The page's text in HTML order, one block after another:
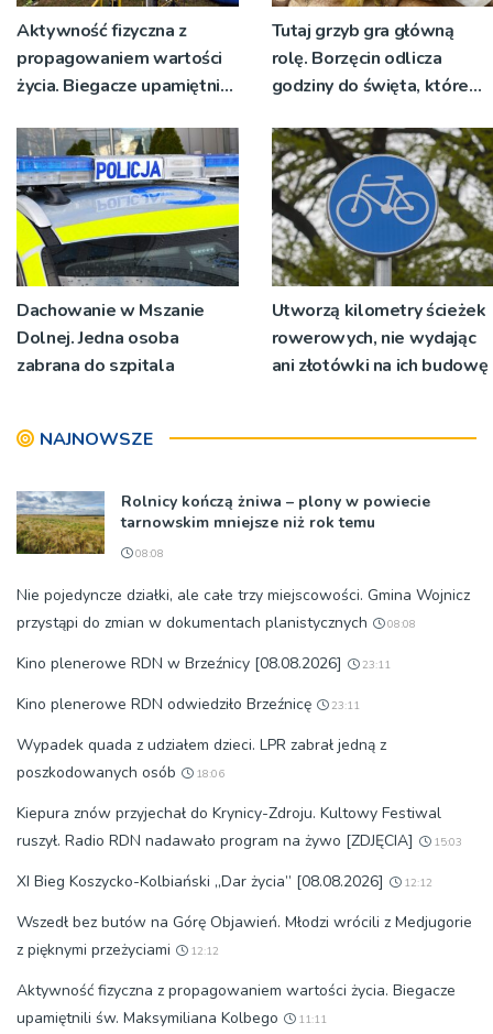
Aktywność fizyczna z
propagowaniem wartości
życia. Biegacze upamiętnili
Tutaj grzyb gra główną
rolę. Borzęcin odlicza
godziny do święta, które
pokoleń
Dachowanie w Mszanie
Dolnej. Jedna osoba
zabrana do szpitala
Utworzą kilometry ścieżek
rowerowych, nie wydając
ani złotówki na ich budowę
NAJNOWSZE
Rolnicy kończą żniwa – plony w powiecie
tarnowskim mniejsze niż rok temu
08:08
Nie pojedyncze działki, ale całe trzy miejscowości. Gmina Wojnicz
przystąpi do zmian w dokumentach planistycznych
08:08
Kino plenerowe RDN w Brzeźnicy [08.08.2026] 23:11
Kino plenerowe RDN odwiedziło Brzeźnicę 23:11
Wypadek quada z udziałem dzieci. LPR zabrał jedną z
poszkodowanych osób
18:06
Kiepura znów przyjechał do Krynicy-Zdroju. Kultowy Festiwal
ruszył. Radio RDN nadawało program na żywo [ZDJĘCIA]
15:03
XI Bieg Koszycko-Kolbiański „Dar życia” [08.08.2026] 12:12
Wszedł bez butów na Górę Objawień. Młodzi wrócili z Medjugorie
z pięknymi przeżyciami
12:12
Aktywność fizyczna z propagowaniem wartości życia. Biegacze
upamiętnili św. Maksymiliana Kolbego
11:11